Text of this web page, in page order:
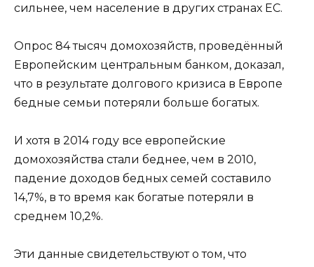
сильнее, чем население в других странах ЕС.
Опрос 84 тысяч домохозяйств, проведённый
Европейским центральным банком, доказал,
что в результате долгового кризиса в Европе
бедные семьи потеряли больше богатых.
И хотя в 2014 году все европейские
домохозяйства стали беднее, чем в 2010,
падение доходов бедных семей составило
14,7%, в то время как богатые потеряли в
среднем 10,2%.
Эти данные свидетельствуют о том, что